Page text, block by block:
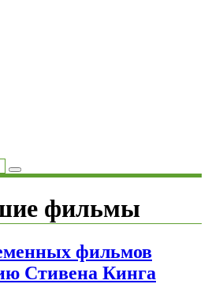
фильмы
фильмов
Стивена Кинга